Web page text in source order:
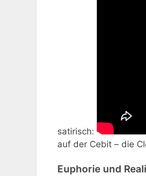
satirisch:
auf der Cebit – die
Euphorie und